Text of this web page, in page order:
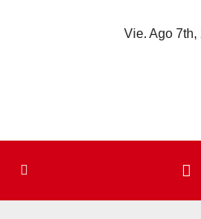
Vie. Ago 7th,